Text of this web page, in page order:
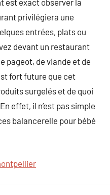
est exact observer la
privilégiera une
entrées, plats ou
devant un restaurant
pageot, de viande et de
fort future que cet
surgelés et de quoi
effet, il n’est pas simple
balancerelle pour bébé